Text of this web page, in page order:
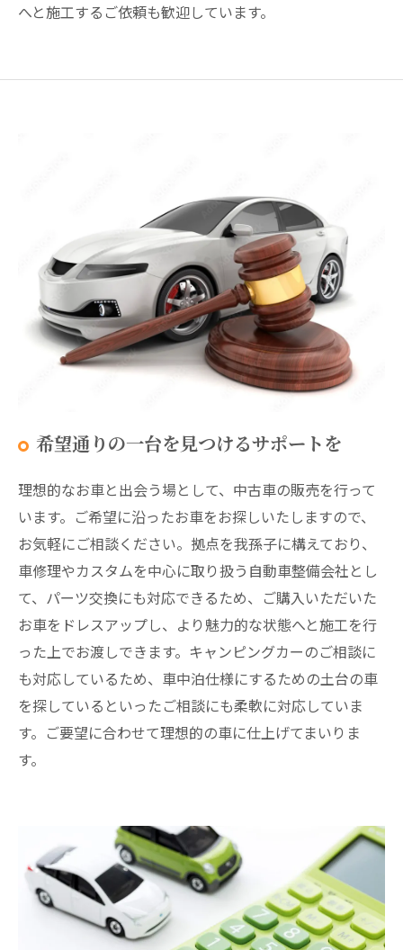
へと施工するご依頼も歓迎しています。
希望通りの一台を見つけるサポートを
理想的なお車と出会う場として、中古車の販売を行って
います。ご希望に沿ったお車をお探しいたしますので、
お気軽にご相談ください。拠点を我孫子に構えており、
車修理やカスタムを中心に取り扱う自動車整備会社とし
て、パーツ交換にも対応できるため、ご購入いただいた
お車をドレスアップし、より魅力的な状態へと施工を行
った上でお渡しできます。キャンピングカーのご相談に
も対応しているため、車中泊仕様にするための土台の車
を探しているといったご相談にも柔軟に対応していま
す。ご要望に合わせて理想的の車に仕上げてまいりま
す。